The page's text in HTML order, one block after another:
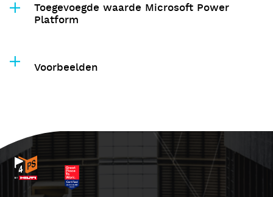
Toegevoegde waarde Microsoft Power
Platform
Voorbeelden